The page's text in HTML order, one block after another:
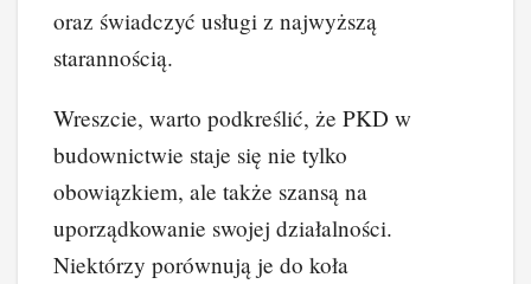
oraz świadczyć usługi z najwyższą
starannością.
Wreszcie, warto podkreślić, że PKD w
budownictwie staje się nie tylko
obowiązkiem, ale także szansą na
uporządkowanie swojej działalności.
Niektórzy porównują je do koła